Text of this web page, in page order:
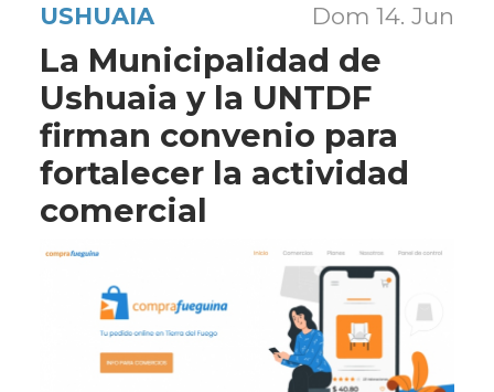
USHUAIA Dom 14. Jun
La Municipalidad de
Ushuaia y la UNTDF
firman convenio para
fortalecer la actividad
comercial